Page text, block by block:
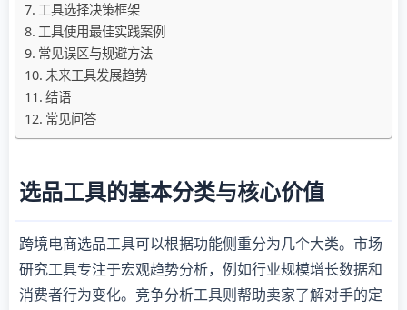
工具选择决策框架
工具使用最佳实践案例
常见误区与规避方法
未来工具发展趋势
结语
常见问答
选品工具的基本分类与核心价值
跨境电商选品工具可以根据功能侧重分为几个大类。市场
研究工具专注于宏观趋势分析，例如行业规模增长数据和
消费者行为变化。竞争分析工具则帮助卖家了解对手的定